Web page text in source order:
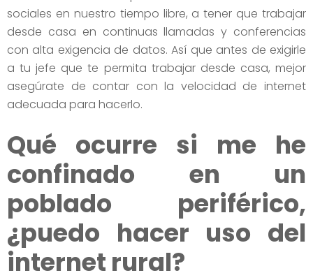
sociales en nuestro tiempo libre, a tener que trabajar
desde casa en continuas llamadas y conferencias
con alta exigencia de datos. Así que antes de exigirle
a tu jefe que te permita trabajar desde casa, mejor
asegúrate de contar con la velocidad de internet
adecuada para hacerlo.
Qué ocurre si me he
confinado en un
poblado periférico,
¿puedo hacer uso del
internet rural?